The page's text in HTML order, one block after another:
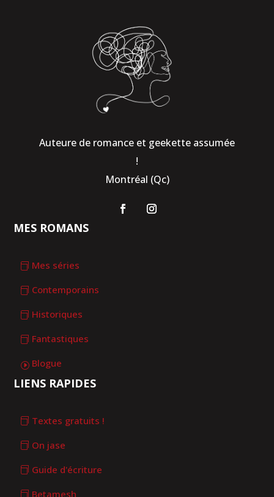
MES ROMANS
Mes séries
Contemporains
Historiques
Fantastiques
Blogue
Auteure de romance et geekette assumée
!
Montréal (Qc)
LIENS RAPIDES
Textes gratuits !
On jase
Guide d'écriture
Betamesh